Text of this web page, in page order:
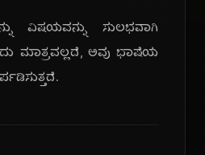
ವಿಷಯವನ್ನು ಸುಲಭವಾಗಿ
ಮಾತ್ರವಲ್ಲದೆ, ಅವು ಭಾಷೆಯ